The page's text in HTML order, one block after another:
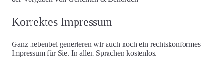
Korrektes Impressum
Ganz nebenbei generieren wir auch noch ein rechtskonformes
Impressum für Sie. In allen Sprachen kostenlos.